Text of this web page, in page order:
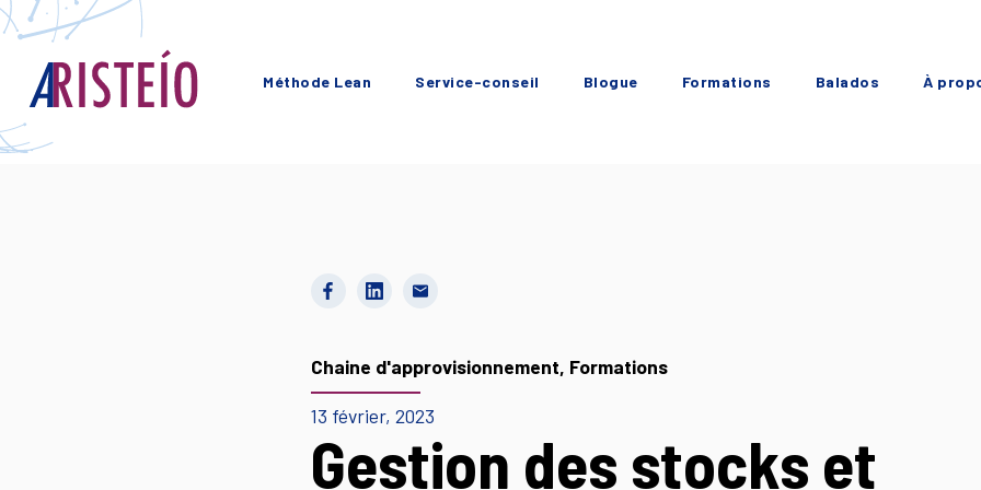
Méthode Lean Service-conseil Blogue Formations Balados À
Chaine d'approvisionnement, Formations
13 février, 2023
Gestion des stocks et